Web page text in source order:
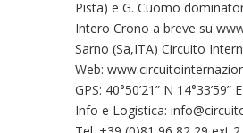
Pista) e G. Cuomo
Intero Crono a breve su
Sarno (Sa,ITA) Circuito
Web:
GPS: 40°50’21” N 14°33’59” E
Info e Logistica: